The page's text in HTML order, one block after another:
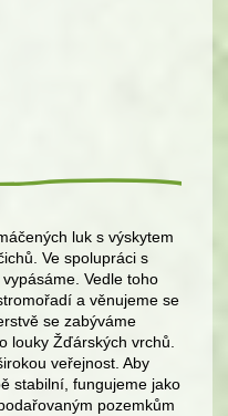
luk s výskytem
Ve spolupráci s
Vedle toho
a věnujeme se
se zabýváme
louky Žďárských vrchů.
veřejnost. Aby
stabilní, fungujeme jako
pozemkům